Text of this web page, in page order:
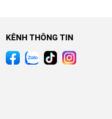
KÊNH THÔNG TIN